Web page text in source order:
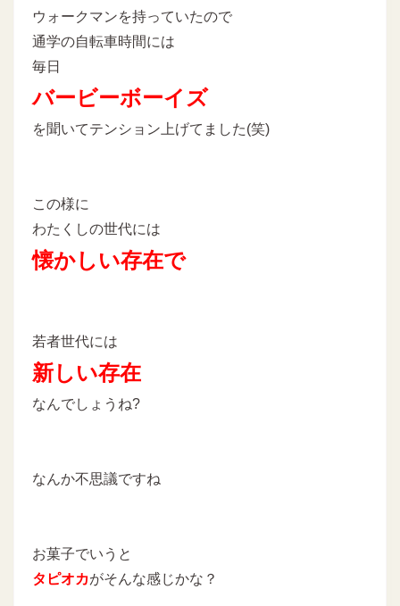
ウォークマンを持っていたので
通学の自転車時間には
毎日
バービーボーイズ
を聞いてテンション上げてました(笑)
この様に
わたくしの世代には
懐かしい存在で
若者世代には
新しい存在
なんでしょうね?
なんか不思議ですね
お菓子でいうと
タピオカがそんな感じかな？